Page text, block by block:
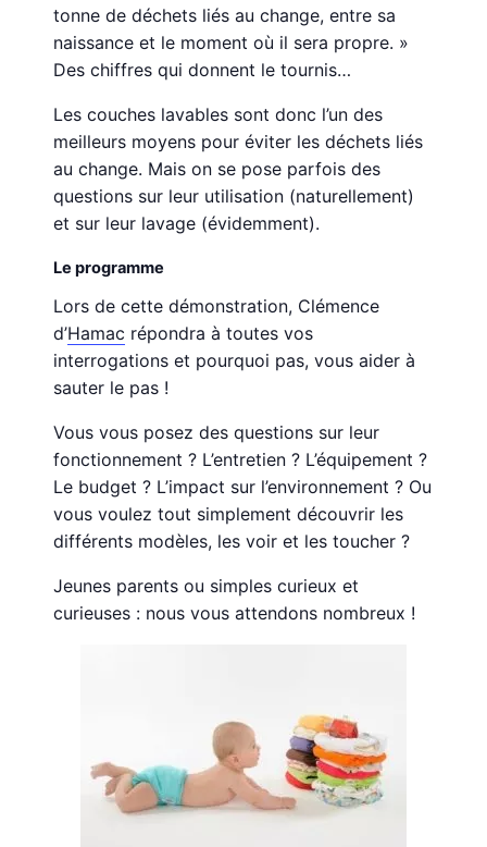
tonne de déchets liés au change, entre sa
naissance et le moment où il sera propre. »
Des chiffres qui donnent le tournis…
Les couches lavables sont donc l’un des
meilleurs moyens pour éviter les déchets liés
au change. Mais on se pose parfois des
questions sur leur utilisation (naturellement)
et sur leur lavage (évidemment).
Le programme
Lors de cette démonstration, Clémence
d’Hamac répondra à toutes vos
interrogations et pourquoi pas, vous aider à
sauter le pas !
Vous vous posez des questions sur leur
fonctionnement ? L’entretien ? L’équipement ?
Le budget ? L’impact sur l’environnement ? Ou
vous voulez tout simplement découvrir les
différents modèles, les voir et les toucher ?
Jeunes parents ou simples curieux et
curieuses : nous vous attendons nombreux !